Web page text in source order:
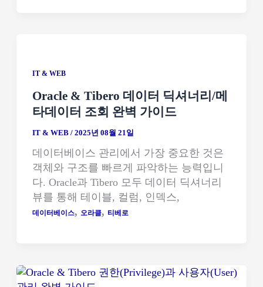
IT & WEB
Oracle & Tibero 데이터 딕셔너리/메
타데이터 조회 완벽 가이드
IT & WEB /2025년 08월 21일
데이터베이스 관리에서 가장 중요한 것은
객체와 구조를 빠르게 파악하는 능력입니
다. Oracle과 Tibero 모두 데이터 딕셔너리
뷰를 통해 테이블, 컬럼, 인덱스,
데이터베이스, 오라클, 티베로